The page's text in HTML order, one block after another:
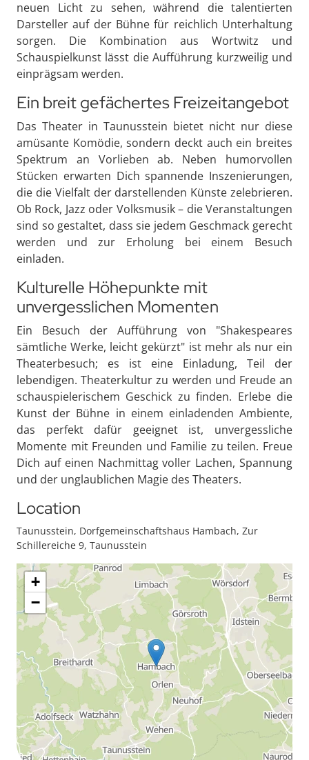
neuen Licht zu sehen, während die talentierten
Darsteller auf der Bühne für reichlich Unterhaltung
sorgen. Die Kombination aus Wortwitz und
Schauspielkunst lässt die Aufführung kurzweilig und
einprägsam werden.
Ein breit gefächertes Freizeitangebot
Das Theater in Taunusstein bietet nicht nur diese
amüsante Komödie, sondern deckt auch ein breites
Spektrum an Vorlieben ab. Neben humorvollen
Stücken erwarten Dich spannende Inszenierungen,
die die Vielfalt der darstellenden Künste zelebrieren.
Ob Rock, Jazz oder Volksmusik – die Veranstaltungen
sind so gestaltet, dass sie jedem Geschmack gerecht
werden und zur Erholung bei einem Besuch
einladen.
Kulturelle Höhepunkte mit
unvergesslichen Momenten
Ein Besuch der Aufführung von "Shakespeares
sämtliche Werke, leicht gekürzt" ist mehr als nur ein
Theaterbesuch; es ist eine Einladung, Teil der
lebendigen. Theaterkultur zu werden und Freude an
schauspielerischem Geschick zu finden. Erlebe die
Kunst der Bühne in einem einladenden Ambiente,
das perfekt dafür geeignet ist, unvergessliche
Momente mit Freunden und Familie zu teilen. Freue
Dich auf einen Nachmittag voller Lachen, Spannung
und der unglaublichen Magie des Theaters.
Location
Taunusstein, Dorfgemeinschaftshaus Hambach, Zur
Schillereiche 9, Taunusstein
+
−